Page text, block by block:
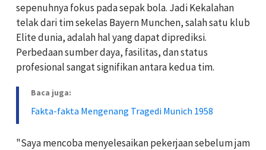
sepenuhnya fokus pada sepak bola. Jadi Kekalahan
telak dari tim sekelas Bayern Munchen, salah satu klub
Elite dunia, adalah hal yang dapat diprediksi.
Perbedaan sumber daya, fasilitas, dan status
profesional sangat signifikan antara kedua tim.
Baca juga:
Fakta-fakta Mengenang Tragedi Munich 1958
"Saya mencoba menyelesaikan pekerjaan sebelum jam